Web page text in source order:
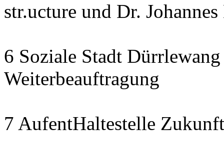
str.ucture und Dr.
6 Soziale Stadt
Weiterbeauftragung
7 AufentHaltestelle